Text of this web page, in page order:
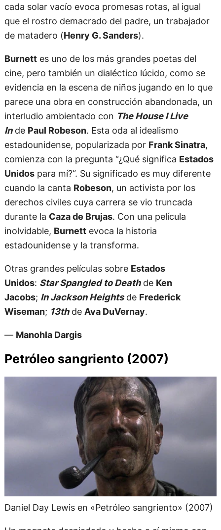
cada solar vacío evoca promesas rotas, al igual
que el rostro demacrado del padre, un trabajador
de matadero (Henry G. Sanders).
Burnettes uno de los más grandes poetas del
cine, pero también un dialéctico lúcido, como se
evidencia en la escena de niños jugando en lo que
parece una obra en construcción abandonada, un
interludio ambientado con The House I Live
Inde Paul Robeson. Esta oda al idealismo
estadounidense, popularizada por Frank Sinatra,
comienza con la pregunta “¿Qué significa Estados
Unidospara mí?“. Su significado es muy diferente
cuando la canta Robeson, un activista por los
derechos civiles cuya carrera se vio truncada
durante la Caza de Brujas. Con una película
inolvidable, Burnettevoca la historia
estadounidense y la transforma.
Otras grandes películas sobre Estados
Unidos: Star Spangled to Deathde Ken
Jacobs; In Jackson Heightsde Frederick
Wiseman; 13thde Ava DuVernay.
— Manohla Dargis
Petróleo sangriento (2007)
Daniel Day Lewis en «Petróleo sangriento» (2007)